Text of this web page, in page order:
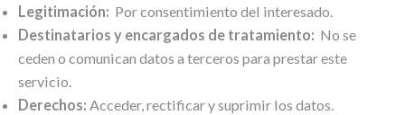
Legitimación: Por consentimiento del interesado.
Destinatarios y encargados de tratamiento: No se
ceden o comunican datos a terceros para prestar este
servicio.
Derechos: Acceder, rectificar y suprimir los datos.